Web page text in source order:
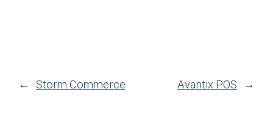
← Storm Commerce Avantix POS →